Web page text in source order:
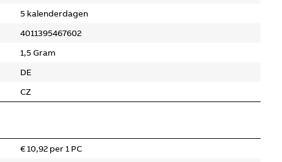
5 kalenderdagen
4011395467602
1,5 Gram
DE
CZ
€ 10,92 per 1 PC